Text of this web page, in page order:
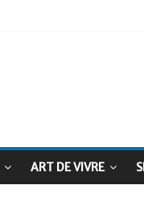
ART DE VIVRE